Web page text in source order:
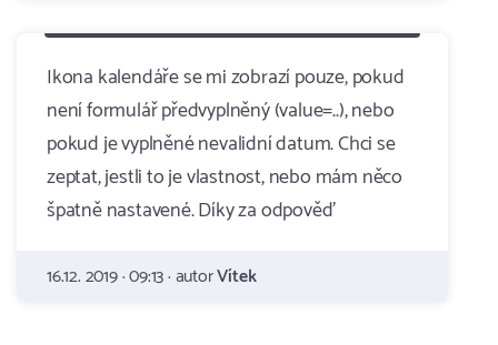
Ikona kalendáře se mi zobrazí pouze, pokud
není formulář předvyplněný (value=..), nebo
pokud je vyplněné nevalidní datum. Chci se
zeptat, jestli to je vlastnost, nebo mám něco
špatně nastavené. Díky za odpověď
16.12. 2019 · 09:13 · autorVítek